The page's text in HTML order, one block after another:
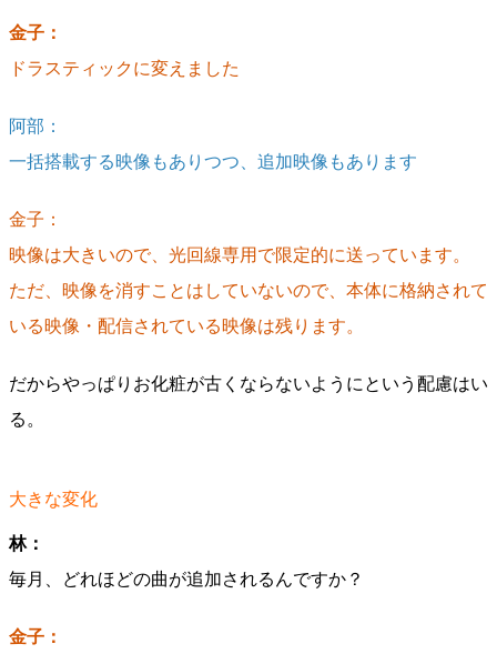
金子：
ドラスティックに変えました
阿部：
一括搭載する映像もありつつ、追加映像もあります
金子：
映像は大きいので、光回線専用で限定的に送っています。
ただ、映像を消すことはしていないので、本体に格納されて
いる映像・配信されている映像は残ります。
だからやっぱりお化粧が古くならないようにという配慮はい
る。
大きな変化
林：
毎月、どれほどの曲が追加されるんですか？
金子：